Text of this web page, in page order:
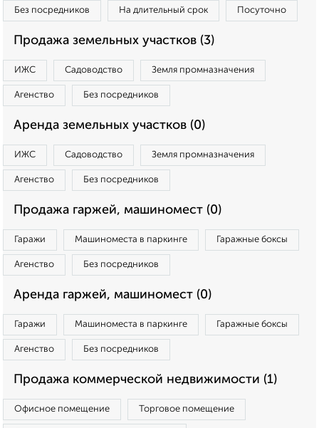
Без посредников На длительный срок Посуточно
Продажа земельных участков (3)
ИЖС Садоводство Земля промназначения
Агенство Без посредников
Аренда земельных участков (0)
ИЖС Садоводство Земля промназначения
Агенство Без посредников
Продажа гаржей, машиномест (0)
Гаражи Машиноместа в паркинге Гаражные боксы
Агенство Без посредников
Аренда гаржей, машиномест (0)
Гаражи Машиноместа в паркинге Гаражные боксы
Агенство Без посредников
Продажа коммерческой недвижимости (1)
Офисное помещение Торговое помещение